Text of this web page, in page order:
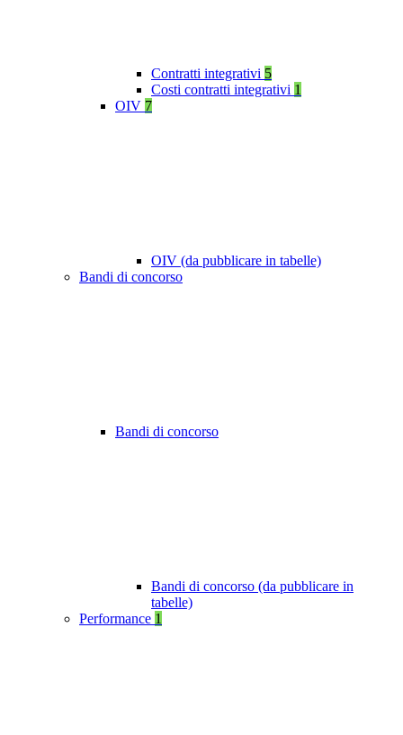
Contratti integrativi 5
Costi contratti integrativi 1
OIV 7
OIV (da pubblicare in tabelle)
Bandi di concorso
Bandi di concorso
Bandi di concorso (da pubblicare in
tabelle)
Performance 1